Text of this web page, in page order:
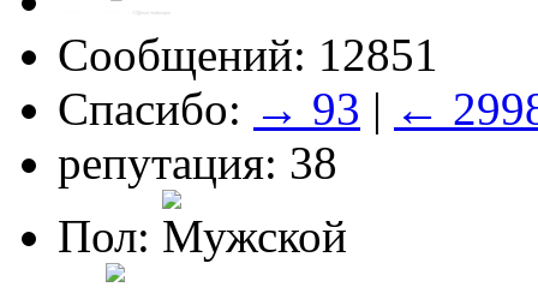
Сообщений: 12851
Спасибо: → 93 | ←
репутация: 38
Пол: